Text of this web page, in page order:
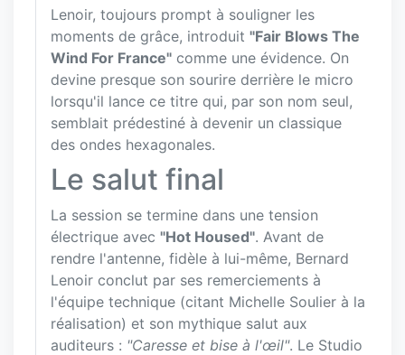
Lenoir, toujours prompt à souligner les
moments de grâce, introduit "Fair Blows The
Wind For France" comme une évidence. On
devine presque son sourire derrière le micro
lorsqu'il lance ce titre qui, par son nom seul,
semblait prédestiné à devenir un classique
des ondes hexagonales.
Le salut final
La session se termine dans une tension
électrique avec "Hot Housed". Avant de
rendre l'antenne, fidèle à lui-même, Bernard
Lenoir conclut par ses remerciements à
l'équipe technique (citant Michelle Soulier à la
réalisation) et son mythique salut aux
auditeurs : "Caresse et bise à l'œil". Le Studio